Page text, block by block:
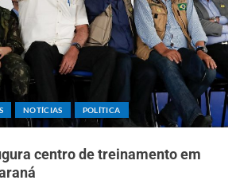
NOTÍCIAS POLÍTICA
centro de treinamento em